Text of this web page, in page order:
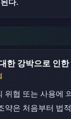
다.
한 강박으로 인
위협 또는 사용에
약은 처음부터 법